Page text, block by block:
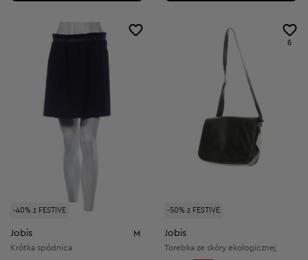
-40% z FESTIVE
Jobis M
Krótka spódnica
-50% z FESTIVE
6
Jobis
Torebka ze skóry ekologicznej